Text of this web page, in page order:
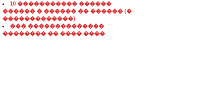
10 ����������� ������
������ � ������ �� ������ (�
�������������)
��� ��������������
�������� �� ���� ����